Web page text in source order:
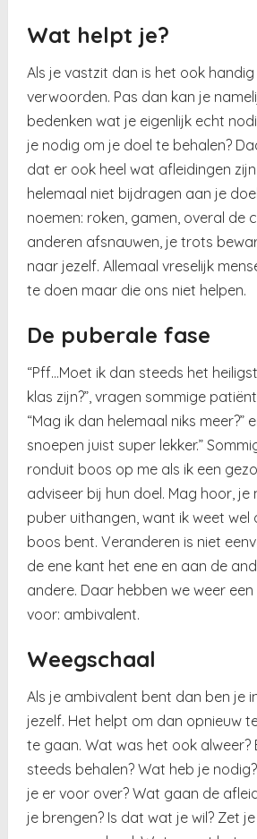
Wat helpt je?
Als je vastzit dan is het ook
verwoorden. Pas dan kan je
bedenken wat je eigenlijk echt
je nodig om je doel te behalen?
dat er ook heel wat afleidingen
helemaal niet bijdragen aan je
noemen: roken, gamen, overal de
anderen afsnauwen, je trots
naar jezelf. Allemaal vreselijk
te doen maar die ons niet helpen.
De puberale fase
“Pff…Moet ik dan steeds het
klas zijn?”, vragen sommige
“Mag ik dan helemaal niks meer?”
snoepen juist super lekker.”
ronduit boos op me als ik een
adviseer bij hun doel. Mag hoor, je
puber uithangen, want ik weet wel
boos bent. Veranderen is niet
de ene kant het ene en aan de
andere. Daar hebben we weer
voor: ambivalent.
Weegschaal
Als je ambivalent bent dan ben je
jezelf. Het helpt om dan opnieuw
te gaan. Wat was het ook alweer?
steeds behalen? Wat heb je
je er voor over? Wat gaan de
je brengen? Is dat wat je wil? Zet